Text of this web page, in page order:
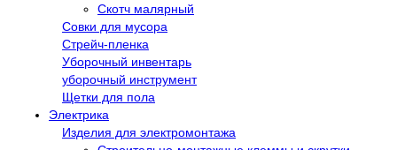
Скотч малярный
Совки для мусора
Стрейч-пленка
Уборочный инвентарь
уборочный инструмент
Щетки для пола
Электрика
Изделия для электромонтажа